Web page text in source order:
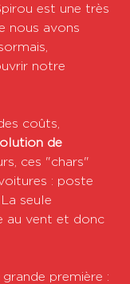
est une très
nous avons
notre
coûts,
de
ces "chars"
: poste
seule
au vent et donc
première :